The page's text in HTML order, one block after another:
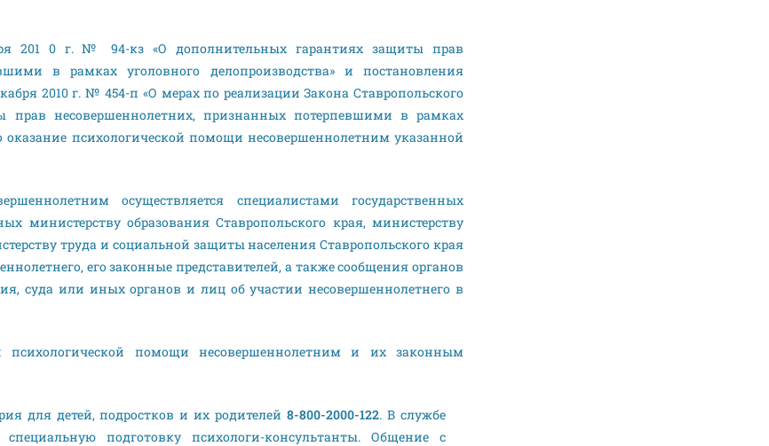
201 0 г. № 94-кз «О дополнительных гарантиях защиты прав
в рамках уголовного делопроизводства» и постановления
2010 г. № 454-п «О мерах по реализации Закона Ставропольского
прав несовершеннолетних, признанных потерпевшими в рамках
оказание психологической помощи несовершеннолетним указанной
осуществляется специалистами государственных
министерству образования Ставропольского края, министерству
труда и социальной защиты населения Ставропольского края
его законные представителей, а также сообщения органов
суда или иных органов и лиц об участии несовершеннолетнего в
психологической помощи несовершеннолетним и их законным
для детей, подростков и их родителей8-800-2000-122. В службе
подготовку психологи-консультанты. Общение с